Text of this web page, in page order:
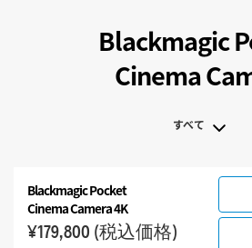
Blackmagic
Cinema
すべて
Blackmagic Pocket
アクセサリ
Blackmagic Pocket
Cinema Camera 4K
¥179,800 (税込価格)